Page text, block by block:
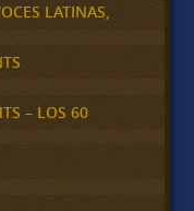
LATINAS,
– LOS 60